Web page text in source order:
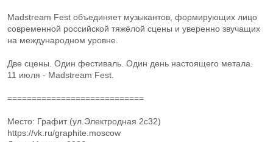
Madstream Fest объединяет музыкантов, формирующих лицо
современной российской тяжёлой сцены и уверенно звучащих
на международном уровне.
Две сцены. Один фестиваль. Один день настоящего метала.
11 июля - Madstream Fest.
============================
Место: Графит (ул.Электродная 2с32)
https://vk.ru/graphite.moscow